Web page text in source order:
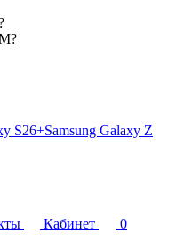
S26+Samsung Galaxy Z
Кабинет
0